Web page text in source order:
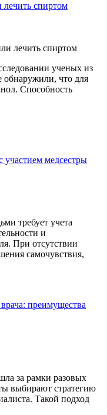
спиртом
ученых из
что для
Способность
участием медсестры
требует учета
и
При отсутствии
самочувствия,
преимущества
за рамки разовых
выбирают стратегию
Такой подход